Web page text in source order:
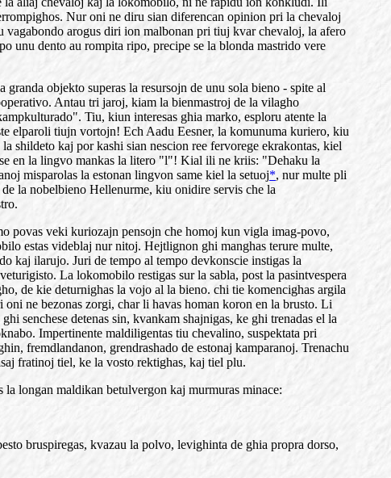
Nur oni ne diru sian diferencan opinion pri la chevaloj
arogus diri ion malbonan pri tiuj kvar chevaloj, la afero
unu dento au rompita ripo, precipe se la blonda mastrido vere
objekto superas la resursojn de unu sola bieno - spite al
Antau tri jaroj, kiam la bienmastroj de la vilagho
Tiu, kiun interesas ghia marko, esploru atente la
elparoli tiujn vortojn! Ech Aadu Eesner, la komunuma kuriero, kiu
shildeto kaj por kashi sian nescion ree fervorege ekrakontas, kiel
en la lingvo mankas la litero "l"! Kial ili ne kriis: "Dehaku la
misparolas la estonan lingvon same kiel la setuoj*, nur multe pli
la nobelbieno Hellenurme, kiu onidire servis che la
povas veki kuriozajn pensojn che homoj kun vigla imag-povo,
estas videblaj nur nitoj. Hejtlignon ghi manghas terure multe,
kaj ilarujo. Juri de tempo al tempo devkonscie instigas la
La lokomobilo restigas sur la sabla, post la pasintvespera
de kie deturnighas la vojo al la bieno. chi tie komencighas argila
ne bezonas zorgi, char li havas homan koron en la brusto. Li
senchese detenas sin, kvankam shajnigas, ke ghi trenadas el la
Impertinente maldiligentas tiu chevalino, suspektata pri
fremdlandanon, grendrashado de estonaj kamparanoj. Trenachu
fratinoj tiel, ke la vosto rektighas, kaj tiel plu.
longan maldikan betulvergon kaj murmuras minace:
bruspiregas, kvazau la polvo, levighinta de ghia propra dorso,